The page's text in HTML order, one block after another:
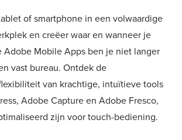
of smartphone in een volwaardige
en creëer waar en wanneer je
Adobe Mobile Apps ben je niet langer
vast bureau. Ontdek de
van krachtige, intuïtieve tools
Adobe Capture en Adobe Fresco,
zijn voor touch-bediening.